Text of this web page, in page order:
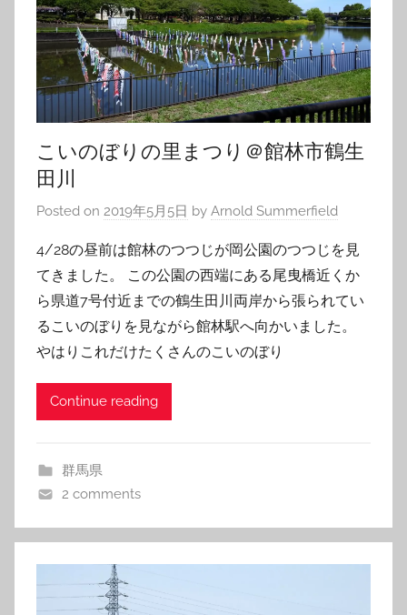
こいのぼりの里まつり＠館林市鶴生
田川
Posted on 2019年5月5日 by Arnold Summerfield
4/28の昼前は館林のつつじが岡公園のつつじを見
てきました。 この公園の西端にある尾曳橋近くか
ら県道7号付近までの鶴生田川両岸から張られてい
るこいのぼりを見ながら館林駅へ向かいました。
やはりこれだけたくさんのこいのぼり
Continue reading
群馬県
2 comments